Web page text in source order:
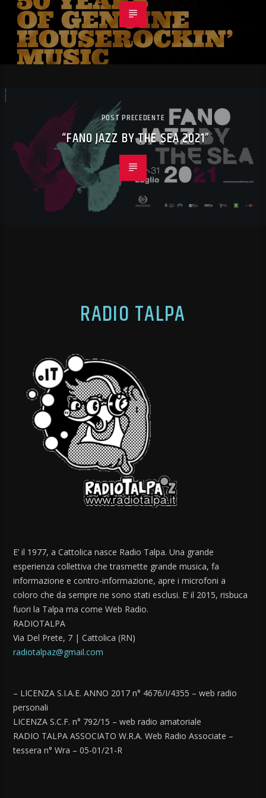
POST PRECEDENTE
“FANO JAZZ BY THE SEA 2021”
RADIO TALPA
E’ il 1977, a Cattolica nasce Radio Talpa. Una grande
esperienza collettiva che trasmette grande musica, fa
informazione e contro-informazione, apre i microfoni a
coloro che da sempre ne sono stati esclusi. E’ il 2015, risbuca
fuori la Talpa ma come Web Radio.
RADIOTALPA
Via Del Prete, 7 | Cattolica (RN)
radiotalpaz@gmail.com
– LICENZA S.I.A.E. ANNO 2017 n° 4676/I/4355 – web radio
personali
LICENZA S.C.F. n° 792/15 – web radio amatoriale
RADIO TALPA ASSOCIATO W.R.A. Web Radio Associate –
tessera n° Wra – 05-01/21-R